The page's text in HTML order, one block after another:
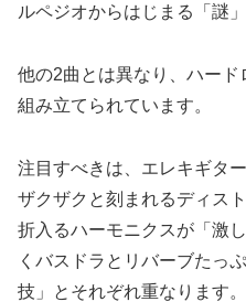
ルペジオからはじまる「謎」
他の2曲とは異なり、ハー
組み立てられています。
注目すべきは、エレキギタ
ザクザクと刻まれるディス
折入るハーモニクスが「激
くバスドラとリバーブたっ
技」とそれぞれ重なります。